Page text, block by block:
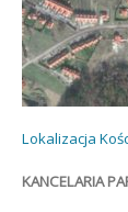
Lokalizacja
KANCELARIA